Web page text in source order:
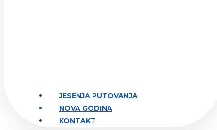
JESENJA PUTOVANJA
NOVA GODINA
KONTAKT